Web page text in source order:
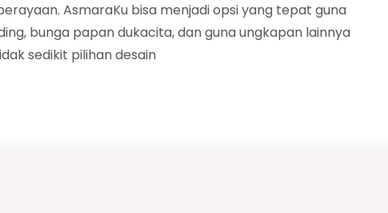
AsmaraKu bisa menjadi opsi yang tepat guna
bunga papan dukacita, dan guna ungkapan lainnya
sedikit pilihan desain